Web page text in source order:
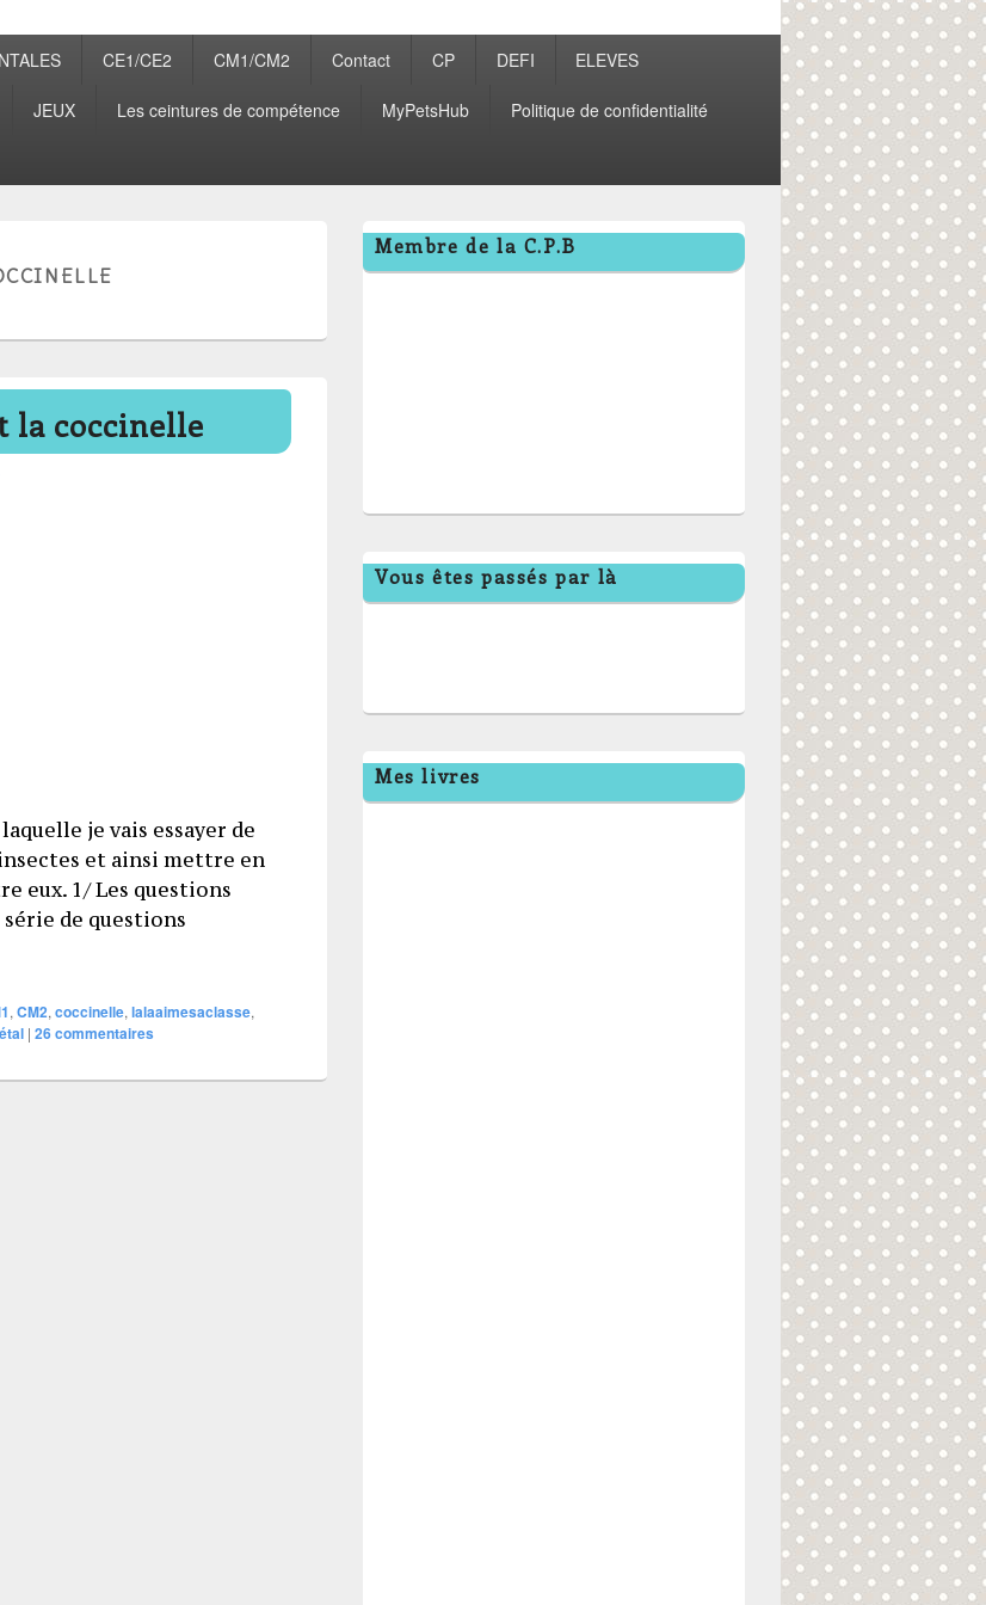
CE1/CE2 CM1/CM2 Contact CP DEFI ELEVES
JEUX Les ceintures de compétence MyPetsHub Politique de confidentialité
la coccinelle
je vais essayer de
et ainsi mettre en
eux. 1/ Les questions
de questions
et la coccinelle
, CM2, coccinelle, lalaaimesaclasse,
| 26commentaires
Zone
principale
de
Membre de la C.P.B
Vous êtes passés par là
Mes livres